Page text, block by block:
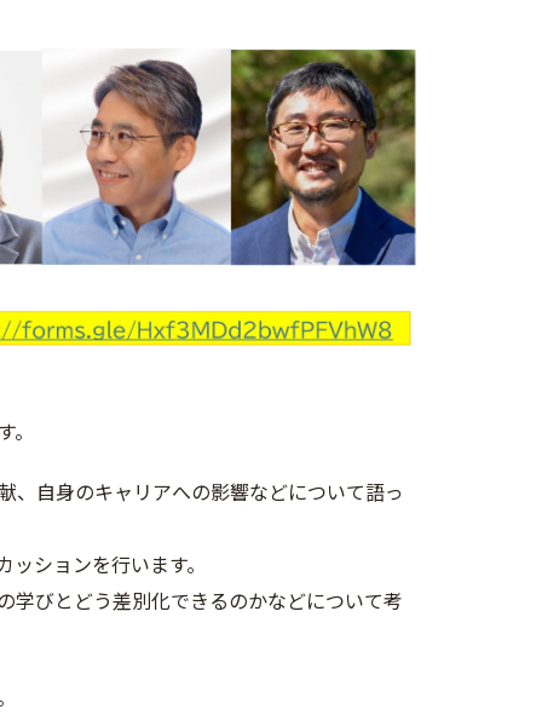
、自身のキャリアへの影響などについて語っ
ションを行います。
学びとどう差別化できるのかなどについて考